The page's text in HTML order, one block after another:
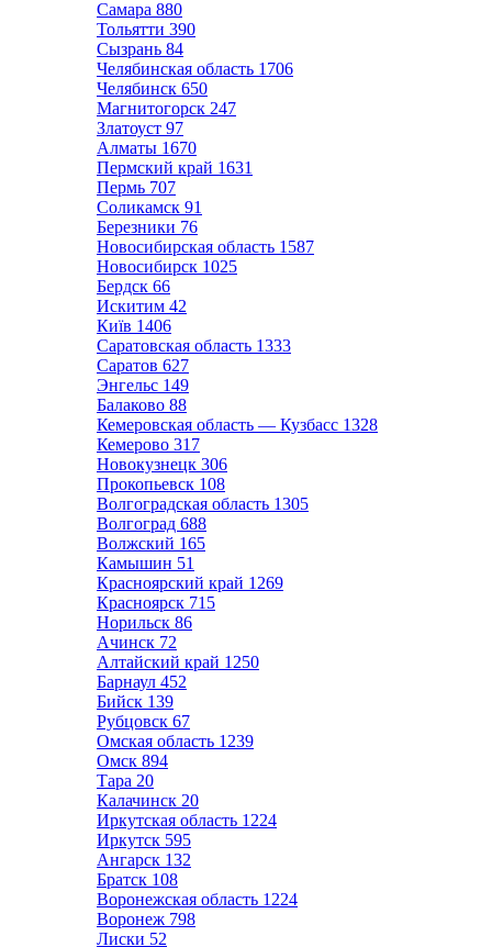
Самара 880
Тольятти 390
Сызрань 84
Челябинская область 1706
Челябинск 650
Магнитогорск 247
Златоуст 97
Алматы 1670
Пермский край 1631
Пермь 707
Соликамск 91
Березники 76
Новосибирская область 1587
Новосибирск 1025
Бердск 66
Искитим 42
Київ 1406
Саратовская область 1333
Саратов 627
Энгельс 149
Балаково 88
Кемеровская область — Кузбасс 1328
Кемерово 317
Новокузнецк 306
Прокопьевск 108
Волгоградская область 1305
Волгоград 688
Волжский 165
Камышин 51
Красноярский край 1269
Красноярск 715
Норильск 86
Ачинск 72
Алтайский край 1250
Барнаул 452
Бийск 139
Рубцовск 67
Омская область 1239
Омск 894
Тара 20
Калачинск 20
Иркутская область 1224
Иркутск 595
Ангарск 132
Братск 108
Воронежская область 1224
Воронеж 798
Лиски 52